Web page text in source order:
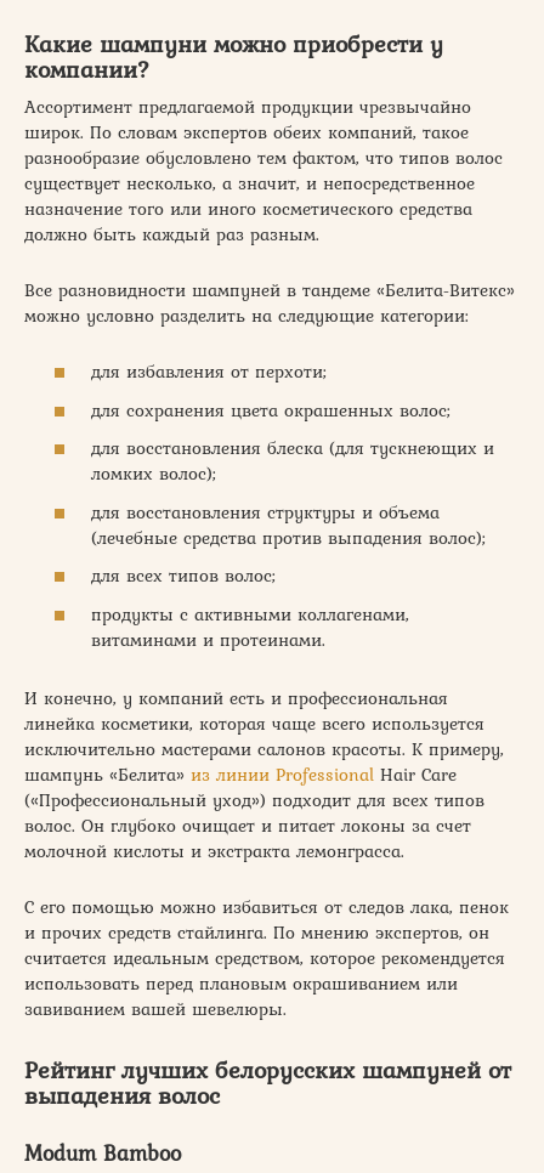
Какие шампуни можно приобрести у
компании?
Ассортимент предлагаемой продукции чрезвычайно
широк. По словам экспертов обеих компаний, такое
разнообразие обусловлено тем фактом, что типов волос
существует несколько, а значит, и непосредственное
назначение того или иного косметического средства
должно быть каждый раз разным.
Все разновидности шампуней в тандеме «Белита-Витекс»
можно условно разделить на следующие категории:
для избавления от перхоти;
для сохранения цвета окрашенных волос;
для восстановления блеска (для тускнеющих и
ломких волос);
для восстановления структуры и объема
(лечебные средства против выпадения волос);
для всех типов волос;
продукты с активными коллагенами,
витаминами и протеинами.
И конечно, у компаний есть и профессиональная
линейка косметики, которая чаще всего используется
исключительно мастерами салонов красоты. К примеру,
шампунь «Белита» из линии Professional Hair Care
(«Профессиональный уход») подходит для всех типов
волос. Он глубоко очищает и питает локоны за счет
молочной кислоты и экстракта лемонграсса.
С его помощью можно избавиться от следов лака, пенок
и прочих средств стайлинга. По мнению экспертов, он
считается идеальным средством, которое рекомендуется
использовать перед плановым окрашиванием или
завиванием вашей шевелюры.
Рейтинг лучших белорусских шампуней от
выпадения волос
Modum Bamboo